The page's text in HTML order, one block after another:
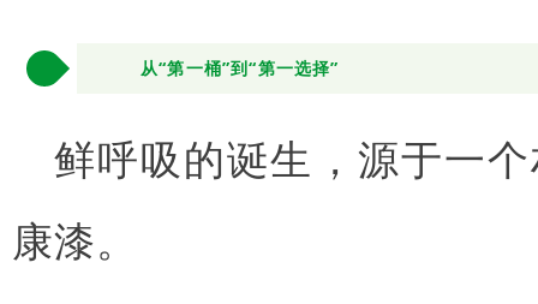
1 从“第一桶”到“第一选择”
鲜呼吸的诞生，源于一
康漆。